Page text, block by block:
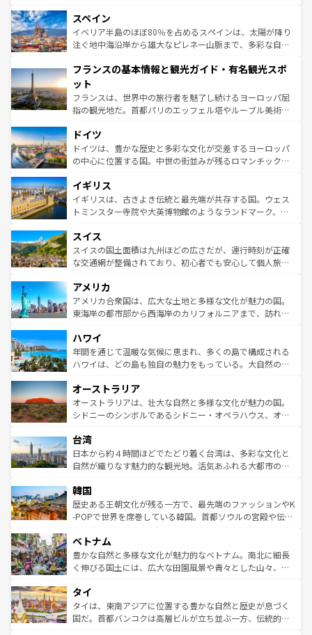
ろん、トスカーナの美しい田園風景やアマルフィ海岸の絶
景など、自然景観も見逃せない。観光の合間には、本場の
ピザやパスタなど、絶品のイタリア料理を堪能することも
ませてくれるイタリアで、忘れられない旅をしてみよう！
なお、新着のイタリア情報は
しい。
スペイン
イベリア半島のほぼ80％を占めるスペインは、太陽が降り
注ぐ地中海沿岸から雄大なピレネー山脈まで、多彩な自然
文化が根付くこの国では、情熱的なフラメンコ、熱気あふ
れる闘牛、そして美味しいタパスが生活の一部となってい
る。首都マドリードの洗練された雰囲気や、バルセロナの
アートに溢れた街角から、地方では古代ローマ遺跡や中世
せる。地方によって風土や気候が異なるスペインはその個
性で訪れる人を魅了する。 なお、新着のスペイン情報は コ
ンテンツ一覧を参照してほしい。
フランスの基本情報と観光ガイド・有名観光スポ
ット
フランスは、世界中の旅行者を魅了し続けるヨーロッパ屈
指の観光地だ。首都パリのエッフェル塔やルーブル美術館
で、幅広い魅力が詰まっている。華麗な宮殿、歴史的な大
聖堂、美しいビーチ、そして豊かな自然が、訪れる者を心
から魅了する。また、フランスは美食の国としても知ら
いる。シャンパンの発祥地であるランス、プロヴァンスの
香り高いラベンダー畑など、多彩な楽しみ方が可能だ。さ
らに、パリ以外の地域にも魅力が溢れており、どの街角に
れる地方に足を運ぶとそれぞれで全く異なる文化を体験で
きるだろう。 なお、新着のフランス情報はコンテンツ一覧
を参照してほしい。
ドイツ
ドイツは、豊かな歴史と多彩な文化が交差するヨーロッパ
の中心に位置する国。中世の街並みが残るロマンチック街
顔を持つこの国は、どこを歩いても飽きることがない。ベ
ルリンの文化的活気、バイエルン州のアルプスの絶景、そ
してライン川沿いのワイン畑といった風景は必見。ビール
は、お酒好きな人にはぜひ体験してほしい。 なお、新着の
ドイツ情報はコンテンツ一覧を参照してほしい。
イギリス
イギリスは、古きよき伝統と最先端が共存する国。ウェス
トミンスター寺院や大英博物館のようなランドマーク、歴
リアごとに異なる魅力がある。また、優雅なアフタヌーン
ティー、ビール好きにはたまらない英国パブ、サッカー観
戦など、本場だからこそできる体験も豊富。イギリスを旅
ンツ一覧を参照してほしい。
スイス
スイスの国土面積は九州ほどの広さだが、運行時刻が正確
な交通網が整備されており、初心者でも安心して個人旅行
の建物がそのまま残る町や、スイスならではのユニークな
博物館もあり、アルプス観光だけでなく町歩きも満喫する
ことができる。国民の所得が高いため物価も高いが、旅行
ば市内交通費無料で観光を楽しむこともできる。 なお、新
着のスイス情報はコンテンツ一覧 を参照してほしい。
アメリカ
アメリカ合衆国は、広大な土地と多様な文化が魅力の国。
東海岸の都市部から西海岸のカリフォルニアまで、訪れる
のような巨大都市は、観光、ショッピング、エンターテイ
ンメントが詰まった刺激的なスポットだ。一方、アメリカ
西部には大自然が広がり、グランドキャニオンやイエロー
部のニューオーリンズでは、音楽と美食が融合した独特の
文化が魅力。旅行者はアメリカの各地域で異なる魅力を楽
しみながら、その多様性と豊かな歴史を感じることができ
ならではの贅沢な旅のスタイルだ。 なお、新着のアメリカ
情報はコンテンツ一覧を参照してほしい。
ハワイ
年間を通じて温暖な気候に恵まれ、多くの島で構成される
ハワイは、どの島も独自の魅力をもっている。大自然の神
ワイ島は見逃せない。また、定番の観光地といえばオアフ
島だが、静かな自然を求めるならマウイ島やカウアイ島が
おすすめ。エメラルドグリーンに輝く海をはじめ、豊かな
れるおもてなしの心で訪れる人々を迎えてくれるハワイの
人々、おいしいローカルフードやハワイアンミュージッ
ク、伝統的なフラダンスなど、すべてがハワイの魅力を彩
ワイを、存分に味わってほしい。 なお、新着のハワイ情報
はコンテンツ一覧を参照してほしい。
オーストラリア
オーストラリアは、壮大な自然と多様な文化が魅力の国。
シドニーのシンボルであるシドニー・オペラハウス、オー
リアリーフや大陸中央部にそびえるウルル（エアーズロッ
ク）、タスマニアの美しい原生林やケアンズの熱帯雨林な
ど、見どころがたくさん。また、カフェやワイン、オージ
いる。アクティビティも充実しており、サーフィンやダイ
ビング、ハイキングなど、アウトドア好きにはたまらな
い。オーストラリアの多彩な魅力を存分に味わいつくそ
参照してほしい。
台湾
日本から約４時間ほどでたどり着く台湾は、多彩な文化と
自然が織りなす魅力的な観光地。活気あふれる大都市の台
ン）、静ひつな山岳地帯である台湾東部など、都市の喧騒
と山間の静けさが共存しており、訪れる人に新しい発見と
驚きをもたらしてくれる。また、奥深い台湾の食文化も魅
容にもいいと評判のスイーツなど、バラエティ豊かな料理
が味わえる。 なお、新着の台湾情報は コンテンツ一覧を参
照してほしい。
韓国
歴史ある王朝文化が残る一方で、最先端のファッションやK
-POPで世界を席巻している韓国。首都ソウルの宮殿や伝統
き、地方に足を延ばせば四季折々の自然美を楽しむことが
できる。そして、キムチや焼肉、絶品のストリートフード
まで、さまざまな韓国料理が待っている。夜には、韓国な
リティに包まれながら、韓国の多彩な魅力を心ゆくまで味
わってみてほしい。 なお、新着の韓国情報はコンテンツ一
覧を参照してほしい。
ベトナム
豊かな自然と多様な文化が魅力的なベトナム。南北に細長
く伸びる国土には、広大な田園風景や青々とした山々、世
急速な発展と共に伝統が息づく。ハノイの古い町並みやホ
ーチミン市のフランス統治時代の建物も、独特の雰囲気を
醸し出している。また、バラエティの豊かさとおいしさで
タイ
タイは、東南アジアに位置する豊かな自然と歴史が息づく
国だ。首都バンコクは高層ビルが立ち並ぶ一方、伝統的な